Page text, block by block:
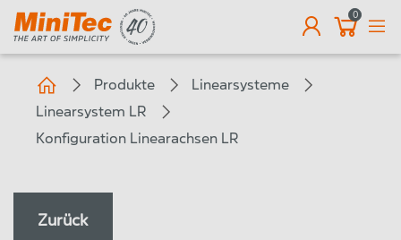
0
Produkte
Linearsysteme
Linearsystem LR
Konfiguration Linearachsen LR
Zurück